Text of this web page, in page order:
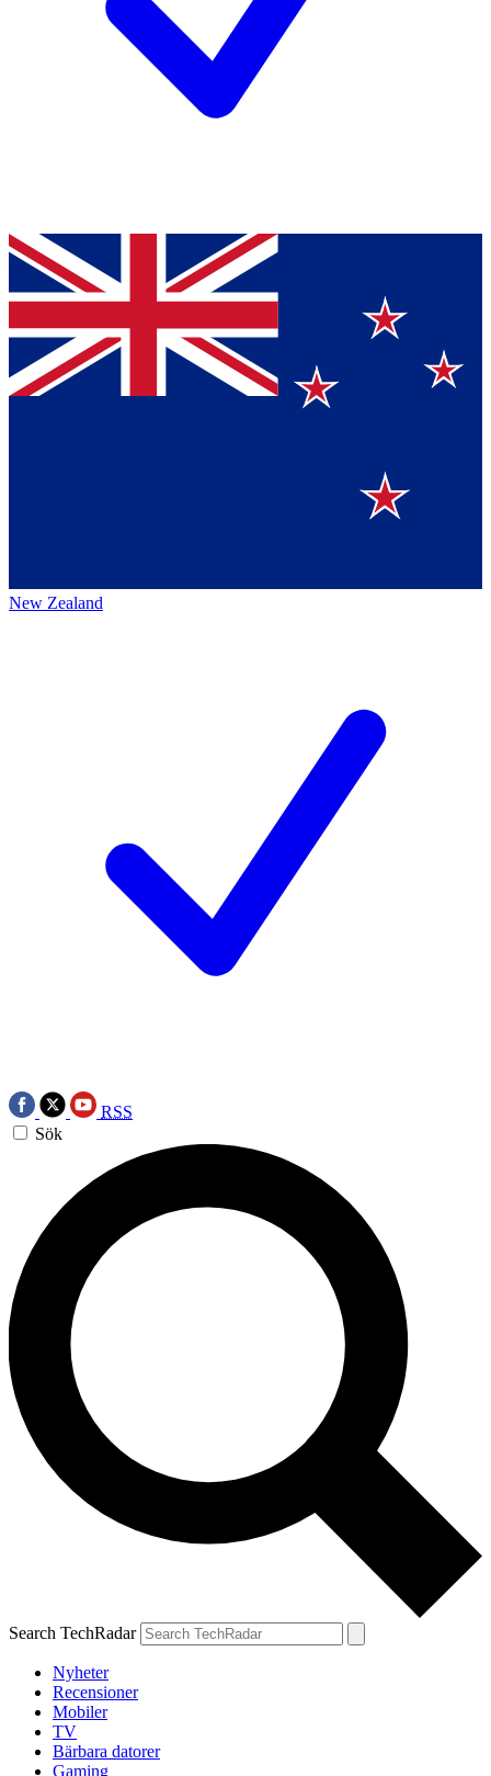
New Zealand
RSS
Sök
Search TechRadar
Nyheter
Recensioner
Mobiler
TV
Bärbara datorer
Gaming